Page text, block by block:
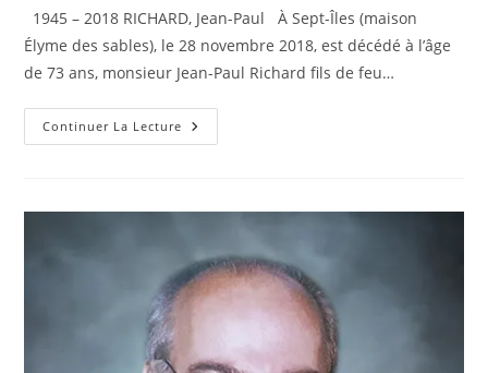
publication :
1945 – 2018 RICHARD, Jean-Paul À Sept-Îles (maison
Élyme des sables), le 28 novembre 2018, est décédé à l’âge
de 73 ans, monsieur Jean-Paul Richard fils de feu…
Continuer La Lecture RICHARD,
Jean-